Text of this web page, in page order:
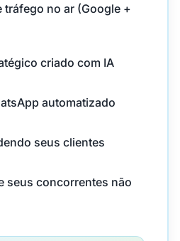
tráfego no ar (Google +
criado com IA
automatizado
seus clientes
seus concorrentes não